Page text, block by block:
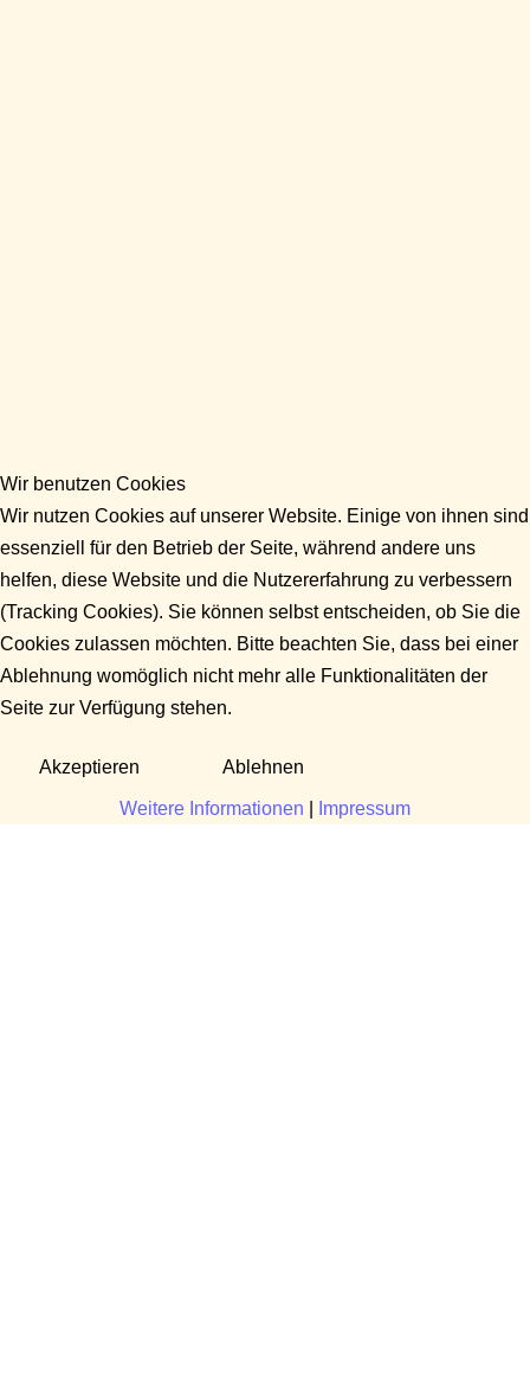
Wir benutzen Cookies
Wir nutzen Cookies auf unserer Website. Einige von ihnen sind
essenziell für den Betrieb der Seite, während andere uns
helfen, diese Website und die Nutzererfahrung zu verbessern
(Tracking Cookies). Sie können selbst entscheiden, ob Sie die
Cookies zulassen möchten. Bitte beachten Sie, dass bei einer
Ablehnung womöglich nicht mehr alle Funktionalitäten der
Seite zur Verfügung stehen.
Akzeptieren Ablehnen
Weitere Informationen Impressum